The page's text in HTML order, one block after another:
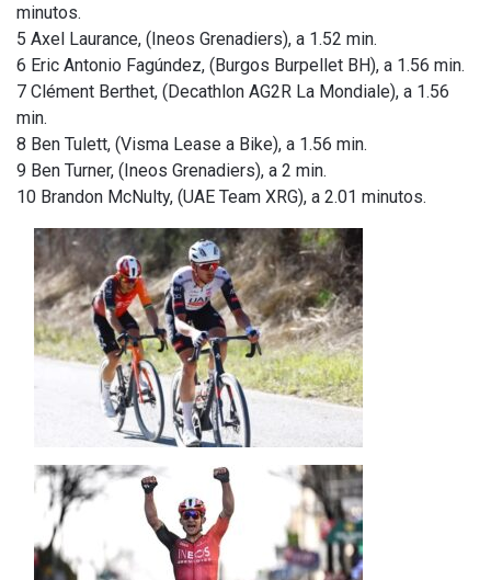
minutos.
5 Axel Laurance, (Ineos Grenadiers), a 1.52 min.
6 Eric Antonio Fagúndez, (Burgos Burpellet BH), a 1.56 min.
7 Clément Berthet, (Decathlon AG2R La Mondiale), a 1.56
min.
8 Ben Tulett, (Visma Lease a Bike), a 1.56 min.
9 Ben Turner, (Ineos Grenadiers), a 2 min.
10 Brandon McNulty, (UAE Team XRG), a 2.01 minutos.